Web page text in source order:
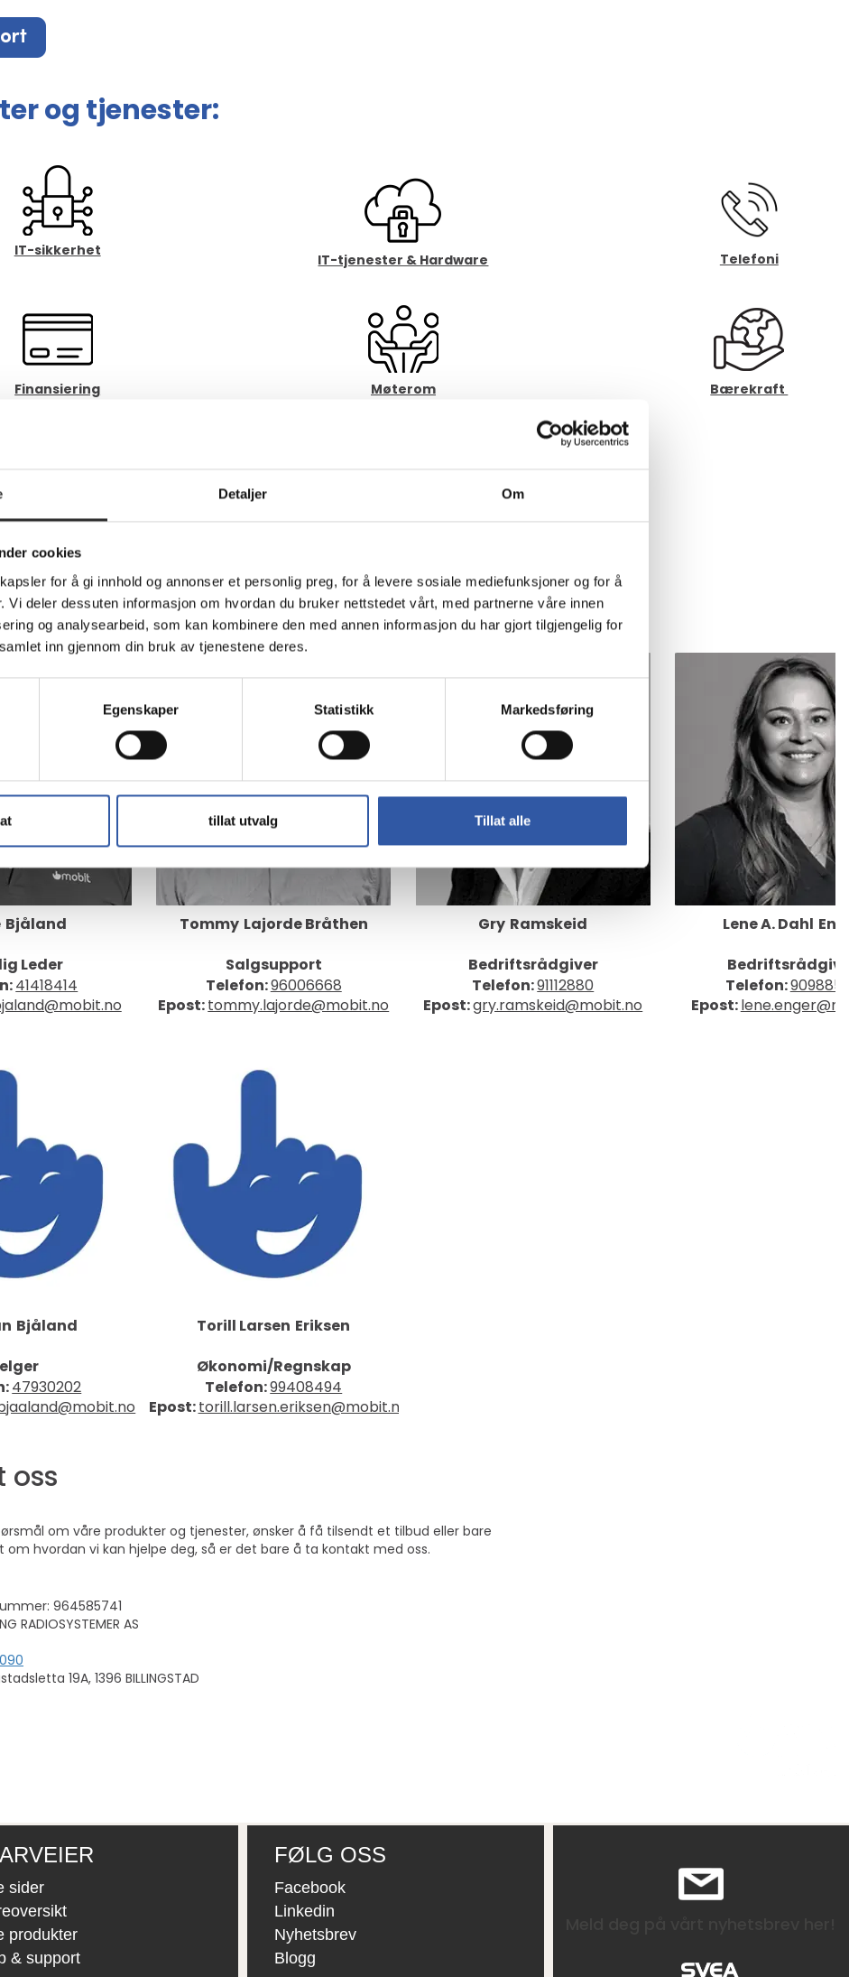
Detaljer Om
cookies
for å gi innhold og annonser et personlig preg, for å levere sosiale mediefunksjoner og for å
Vi deler dessuten informasjon om hvordan du bruker nettstedet vårt, med partnerne våre innen
og analysearbeid, som kan kombinere den med annen informasjon du har gjort tilgjengelig for
inn gjennom din bruk av tjenestene deres.
Egenskaper Statistikk Markedsføring
tillat utvalg Tillat alle
og tjenester:
IT-sikkerhet
IT-tjenester & Hardware Telefoni
Finansiering Møterom Bærekraft
Digital Signage
ansatte:
Bjåland
Leder
41418414
Tommy Lajorde Bråthen
Salgsupport
Telefon:96006668
Epost:tommy.lajorde@mobit.no
Gry Ramskeid
Bedriftsrådgiver
Telefon:91112880
Epost:gry.ramskeid@mobit.no
Lene A. Dahl
Telefon:
Epost:
Bjåland
47930202
Torill Larsen Eriksen
Økonomi/Regnskap
Telefon:99408494
Epost:torill.larsen.eriksen@mobit.no
oss
om våre produkter og tjenester, ønsker å få tilsendt et tilbud eller bare
om hvordan vi kan hjelpe deg, så er det bare å ta kontakt med oss.
964585741
RADIOSYSTEMER AS
19A, 1396 BILLINGSTAD
sider
produkter
& support
FØLG OSS
Facebook
Linkedin
Nyhetsbrev
Blogg